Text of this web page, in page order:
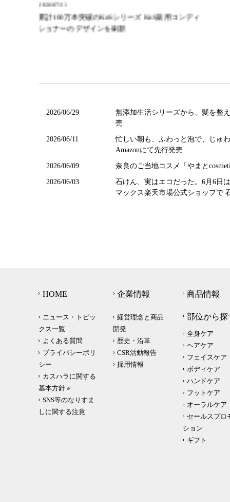
2026/07/31
累計100万本突破のKnSシリーズ KnS薬用コンディ
ショナーのデザインを刷新
2026/06/29
無添加生活シリーズから、髪を整
売
2026/06/11
忙しい朝も、ふわっと泡で、じゅ
Amazonにて先行発売
2026/06/09 奈良のご当地コスメ「やまと
2026/06/03
石けん、実はエコだった。6月6
マックス楽天市場公式ショップで
HOME
ニュース・トピッ
クス一覧
よくある質問
プライバシーポリ
シー
カスハラに関する
基本方針
SNS等のなりすま
しに関する注意
企業情報
経営理念と商品
開発
歴史・沿革
CSR活動報告
採用情報
商品情報
部位から探
全身ケア
ヘアケア
フェイスケア
ボディケア
ハンドケア
フットケア
オーラルケア
セールスプロ
ション
ギフト